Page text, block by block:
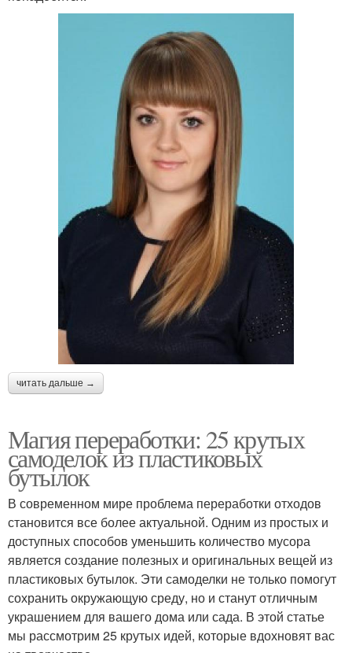
читать дальше →
Магия переработки: 25 крутых
самоделок из пластиковых
бутылок
В современном мире проблема переработки отходов
становится все более актуальной. Одним из простых и
доступных способов уменьшить количество мусора
является создание полезных и оригинальных вещей из
пластиковых бутылок. Эти самоделки не только помогут
сохранить окружающую среду, но и станут отличным
украшением для вашего дома или сада. В этой статье
мы рассмотрим 25 крутых идей, которые вдохновят вас